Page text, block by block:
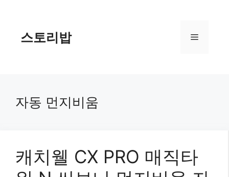
스토리밥 메
자동 먼지비움
캐치웰 CX PRO 매직타